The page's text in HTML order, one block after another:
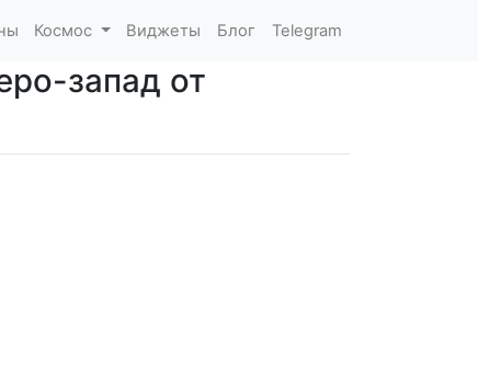
Космос Виджеты Блог Telegram
запад от